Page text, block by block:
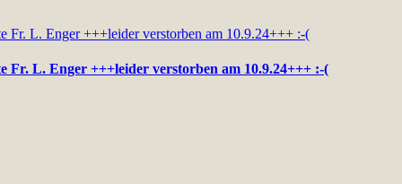
Fr. L. Enger +++leider verstorben am 10.9.24+++ :-(